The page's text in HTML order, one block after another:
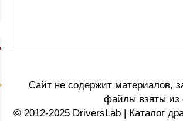
Сайт не содержит материалов,
файлы взяты из
© 2012-2025 DriversLab | Каталог